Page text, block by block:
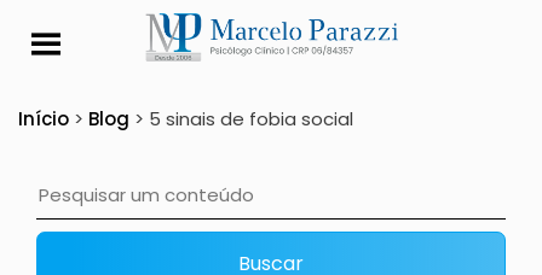
5 sinais de fobia
Início > Blog > 5 sinais de fobia social
Buscar